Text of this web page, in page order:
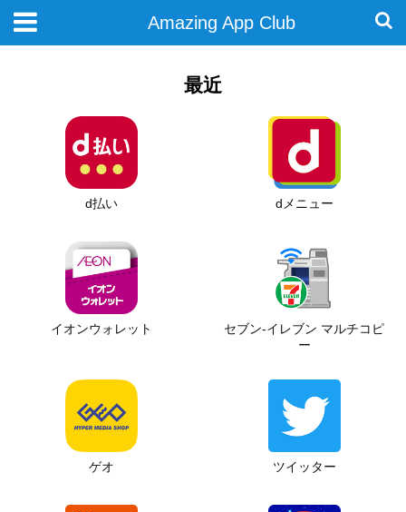
Amazing App Club
最近
d払い dメニュー
イオンウォレット
セブン-イレブン マルチコピ
ー
ゲオ ツイッター